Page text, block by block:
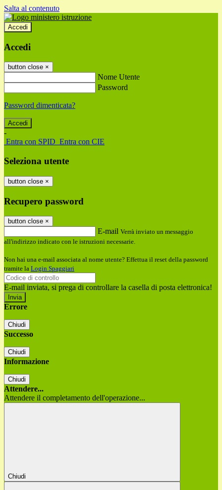
Salta al contenuto
Accedi
Accedi
button close ×
Nome Utente
Password
Password dimenticata?
-
Entra con SPID Entra con CIE
Seleziona utente
button close ×
Recupero password
button close ×
E-mail Verrà inviato un messaggio
all'indirizzo indicato con le istruzioni necessarie.
Non hai una e-mail associata al nome utente? Effettua il reset della password
tramite la Login Spaggiari
E-mail inviata, si prega di controllare la casella di posta elettronica!
Errore
Chiudi
Successo
Chiudi
Informazione
Chiudi
Attendere...
Attendere il completamento dell'operazione...
Chiudi